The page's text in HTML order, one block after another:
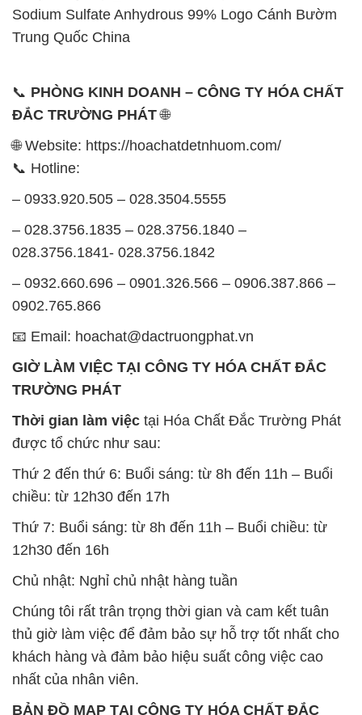
Sodium Sulfate Anhydrous 99% Logo Cánh Bườm
Trung Quốc China
📞 PHÒNG KINH DOANH – CÔNG TY HÓA CHẤT
ĐẮC TRƯỜNG PHÁT🌐
🌐 Website: https://hoachatdetnhuom.com/
📞 Hotline:
– 0933.920.505 – 028.3504.5555
– 028.3756.1835 – 028.3756.1840 –
028.3756.1841- 028.3756.1842
– 0932.660.696 – 0901.326.566 – 0906.387.866 –
0902.765.866
📧 Email: hoachat@dactruongphat.vn
GIỜ LÀM VIỆC TẠI CÔNG TY HÓA CHẤT ĐẮC
TRƯỜNG PHÁT
Thời gian làm việc tại Hóa Chất Đắc Trường Phát
được tổ chức như sau:
Thứ 2 đến thứ 6: Buổi sáng: từ 8h đến 11h – Buổi
chiều: từ 12h30 đến 17h
Thứ 7: Buổi sáng: từ 8h đến 11h – Buổi chiều: từ
12h30 đến 16h
Chủ nhật: Nghỉ chủ nhật hàng tuần
Chúng tôi rất trân trọng thời gian và cam kết tuân
thủ giờ làm việc để đảm bảo sự hỗ trợ tốt nhất cho
khách hàng và đảm bảo hiệu suất công việc cao
nhất của nhân viên.
BẢN ĐỒ MAP TẠI CÔNG TY HÓA CHẤT ĐẮC